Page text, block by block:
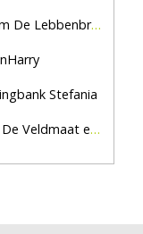
Lebbenbrugge
Stefania
en De Pas